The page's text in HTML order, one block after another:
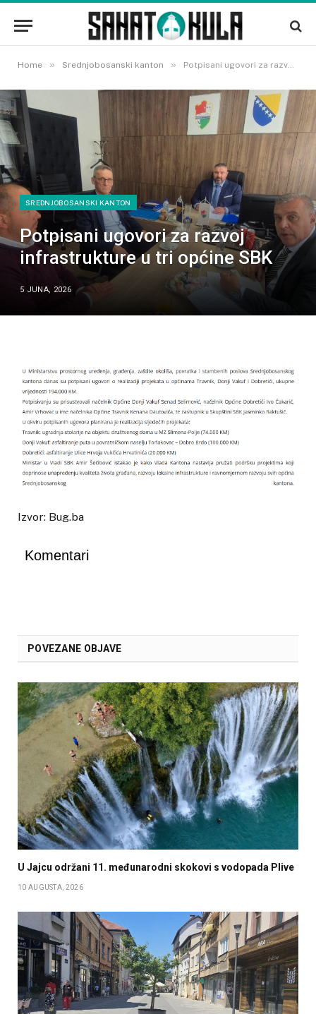
Home » Srednjobosanski kanton » Potpisani ugovori za razvoj infrastrukture u tri općine SBK
SREDNJOBOSANSKI KANTON
Potpisani ugovori za razvoj
infrastrukture u tri općine SBK
5 JUNA, 2026
Izvor: Bug.ba
Komentari
POVEZANE OBJAVE
U Jajcu održani 11. međunarodni skokovi s vodopada Plive
10 AUGUSTA, 2026